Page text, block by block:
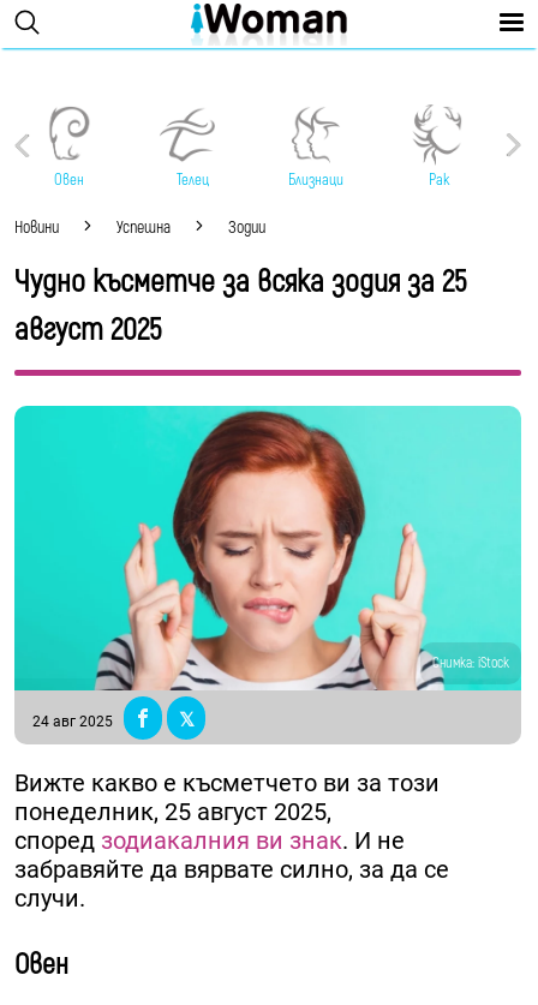
Овен Телец Близнаци Рак
Новини Успешна Зодии
Чудно късметче за всяка зодия за 25
август 2025
Снимка: iStock
24 авг 2025
Вижте какво е късметчето ви за този
понеделник, 25 август 2025,
според зодиакалния ви знак. И не
забравяйте да вярвате силно, за да се
случи.
Овен